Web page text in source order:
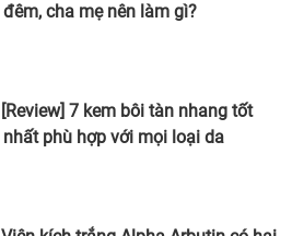
đêm, cha mẹ nên làm gì?
[Review] 7 kem bôi tàn nhang tốt
nhất phù hợp với mọi loại da